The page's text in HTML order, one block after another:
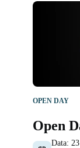
OPEN DAY
Open
Data: